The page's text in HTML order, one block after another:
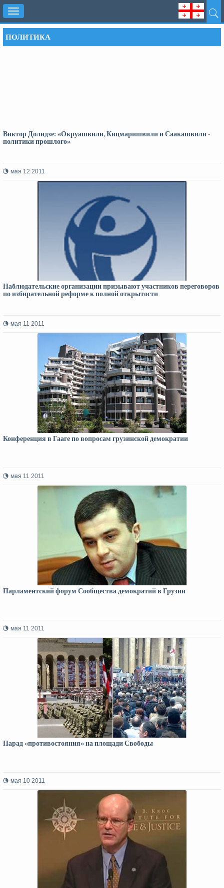
Toggle
navigation
ПОЛИТИКА
Виктор Долидзе: «Окруашвили, Кицмаришвили и Саакашвили -
политики прошлого»
мая 12 2011
Наблюдательские организации призывают участников переговоров
по избирательной реформе к полной открытости
мая 11 2011
Конференция в Гааге по вопросам грузинской демократии
мая 11 2011
Парламентский форум Сообщества демократий в Грузии
мая 11 2011
Парад «противостояния» на площади Свободы
мая 10 2011